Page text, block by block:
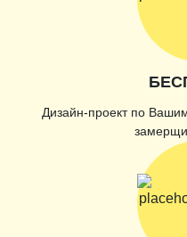
Дизайн-проект по